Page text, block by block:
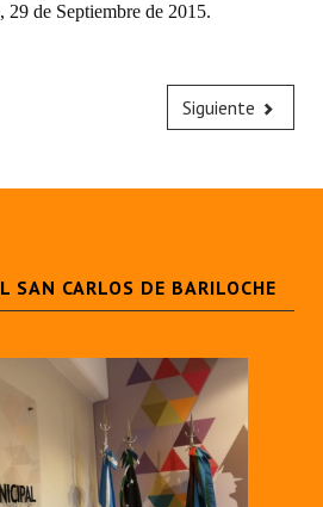
29 de Septiembre de 2015.
Siguiente
SAN CARLOS DE BARILOCHE